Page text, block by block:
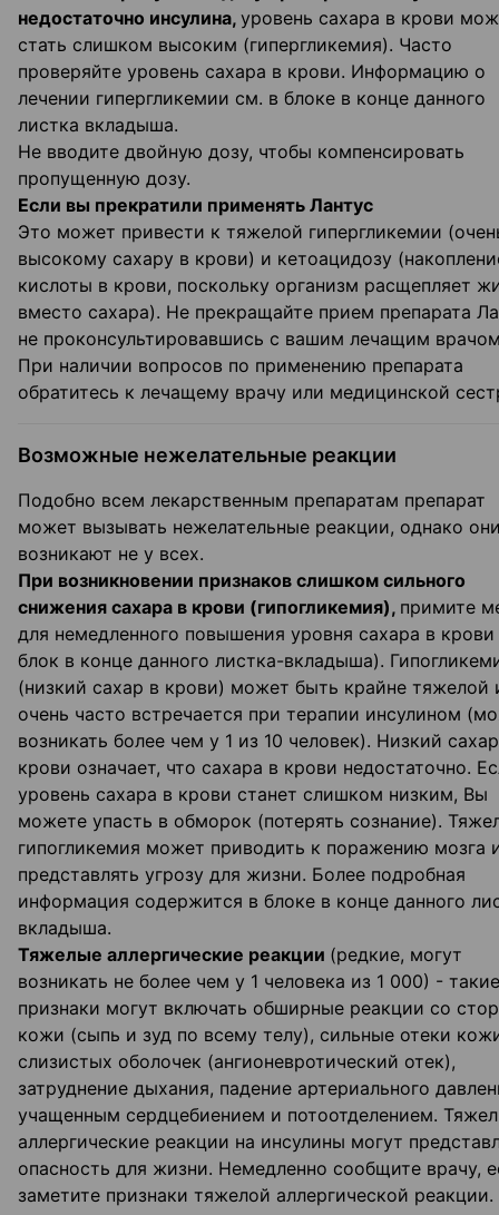
недостаточно инсулина, уровень сахара в крови
стать слишком высоким (гипергликемия). Часто
проверяйте уровень сахара в крови. Информацию о
лечении гипергликемии см. в блоке в конце данного
листка вкладыша.
Не вводите двойную дозу, чтобы компенсировать
пропущенную дозу.
Если вы прекратили применять Лантус
Это может привести к тяжелой гипергликемии
высокому сахару в крови) и кетоацидозу
кислоты в крови, поскольку организм расщепляет
вместо сахара). Не прекращайте прием препарата
не проконсультировавшись с вашим лечащим
При наличии вопросов по применению препарата
обратитесь к лечащему врачу или медицинской
Возможные нежелательные реакции
Подобно всем лекарственным препаратам препарат
может вызывать нежелательные реакции, однако
возникают не у всех.
При возникновении признаков слишком сильного
снижения сахара в крови (гипогликемия), примите
для немедленного повышения уровня сахара в
блок в конце данного листка-вкладыша).
(низкий сахар в крови) может быть крайне тяжелой
очень часто встречается при терапии инсулином
возникать более чем у 1 из 10 человек). Низкий
крови означает, что сахара в крови недостаточно.
уровень сахара в крови станет слишком низким, Вы
можете упасть в обморок (потерять сознание).
гипогликемия может приводить к поражению мозга
представлять угрозу для жизни. Более подробная
информация содержится в блоке в конце данного
вкладыша.
Тяжелые аллергические реакции (редкие, могут
возникать не более чем у 1 человека из 1 000) - такие
признаки могут включать обширные реакции со
кожи (сыпь и зуд по всему телу), сильные отеки
слизистых оболочек (ангионевротический отек),
затруднение дыхания, падение артериального
учащенным сердцебиением и потоотделением.
аллергические реакции на инсулины могут
опасность для жизни. Немедленно сообщите врачу,
заметите признаки тяжелой аллергической реакции.